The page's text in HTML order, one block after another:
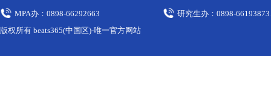
MPA办：0898-66292663
研究生办：0898-
版权所有 beats365(中国区)-唯一官方网站